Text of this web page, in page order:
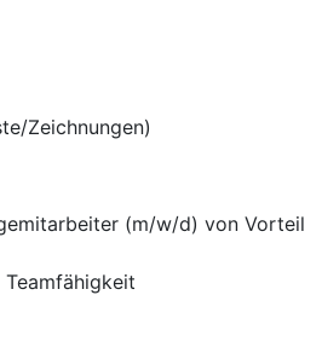
Zeichnungen)
(m/w/d) von Vorteil